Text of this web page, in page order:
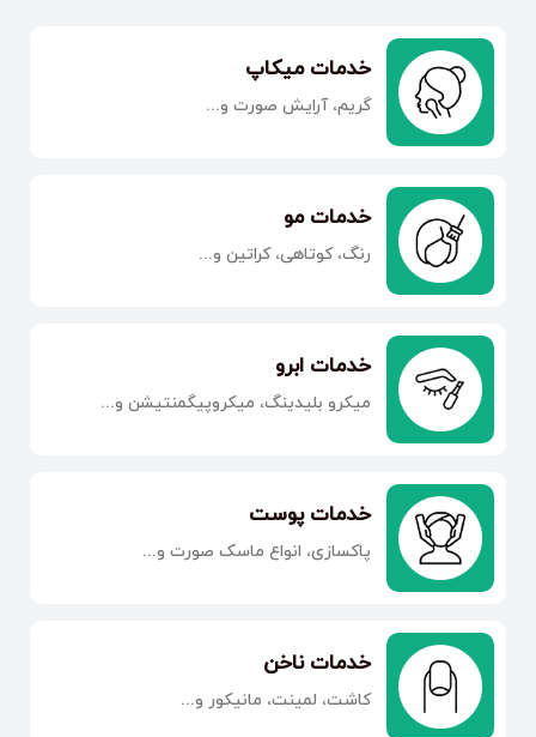
خدمات میکاپ
گریم، آرایش صورت و...
خدمات مو
رنگ، کوتاهی، کراتین و...
خدمات ابرو
میکرو بلیدینگ، میکروپیگمنتیشن و...
خدمات پوست
پاکسازی، انواع ماسک صورت و...
خدمات ناخن
کاشت، لمینت، مانیکور و...